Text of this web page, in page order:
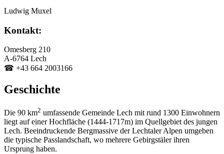
Ludwig Muxel
Kontakt:
Omesberg 210
A-6764 Lech
☎ +43 664 2003166
Geschichte
Die 90 km2 umfassende Gemeinde Lech mit rund 1300 Einwohnern
liegt auf einer Hochfläche (1444-1717m) im Quellgebiet des jungen
Lech. Beeindruckende Bergmassive der Lechtaler Alpen umgeben
die typische Passlandschaft, wo mehrere Gebirgstäler ihren
Ursprung haben.